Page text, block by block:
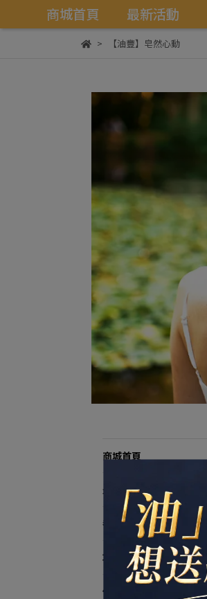
商城首頁 最新活動
【油豐】皂然心動
商城首頁
最新活動
養生嚴選好油
功能選油
保健食品